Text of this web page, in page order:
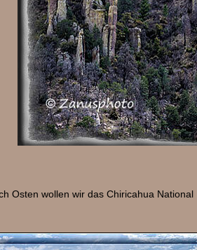
Osten wollen wir das Chiricahua